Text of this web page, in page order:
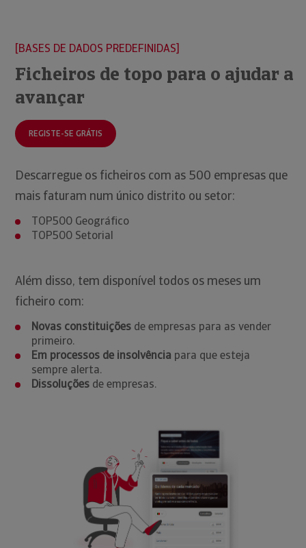
BASES DE DADOS PREDEFINIDAS
Ficheiros de topo para o ajudar a
avançar
REGISTE-SE GRÁTIS
Descarregue os ficheiros com as 500 empresas que
mais faturam num único distrito ou setor:
TOP500 Geográfico
TOP500 Setorial
Além disso, tem disponível todos os meses um
ficheiro com:
Novas constituições de empresas para as vender
primeiro.
Em processos de insolvência para que esteja
sempre alerta.
Dissoluções de empresas.